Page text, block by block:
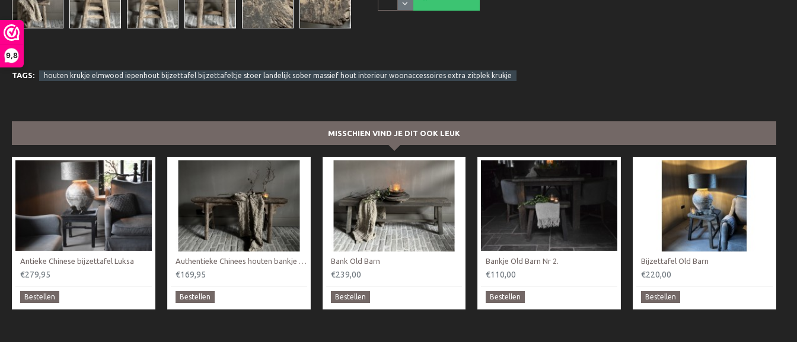
9,8
TAGS: houten krukje elmwood iepenhout bijzettafel bijzettafeltje stoer landelijk sober massief hout interieur woonaccessoires extra zitplek krukje
MISSCHIEN VIND JE DIT OOK LEUK
Antieke Chinese bijzettafel Luksa
€279,95
Bestellen
Authentieke Chinees houten bankje Nr 1
€169,95
Bestellen
Bank Old Barn
€239,00
Bestellen
Bankje Old Barn Nr 2.
€110,00
Bestellen
Bijzettafel Old Barn
€220,00
Bestellen